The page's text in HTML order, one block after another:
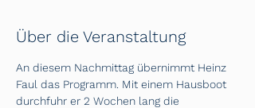
Über die Veranstaltung
An diesem Nachmittag übernimmt Heinz
Faul das Programm. Mit einem Hausboot
durchfuhr er 2 Wochen lang die